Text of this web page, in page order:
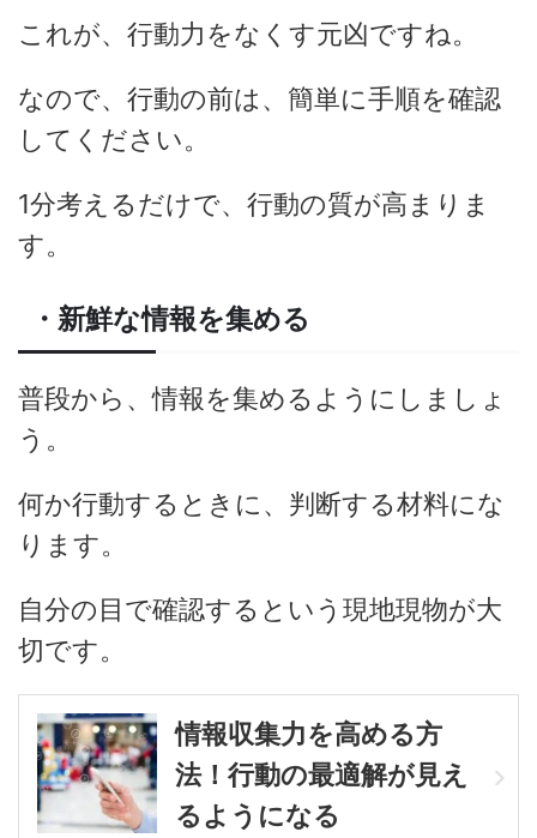
これが、行動力をなくす元凶ですね。
なので、行動の前は、簡単に手順を確認
してください。
1分考えるだけで、行動の質が高まりま
す。
・新鮮な情報を集める
普段から、情報を集めるようにしましょ
う。
何か行動するときに、判断する材料にな
ります。
自分の目で確認するという現地現物が大
切です。
情報収集力を高める方
法！行動の最適解が見え
るようになる